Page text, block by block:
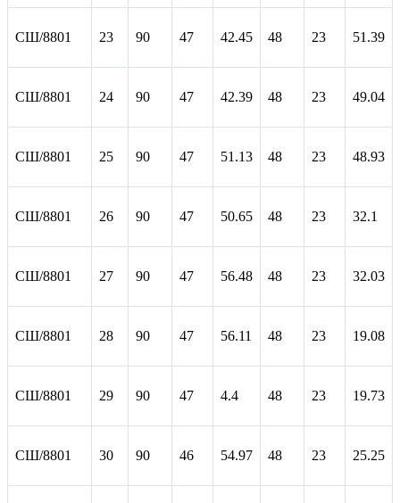
СШ/8801 23 90 47 42.45 48 23 51.39
СШ/8801 24 90 47 42.39 48 23 49.04
СШ/8801 25 90 47 51.13 48 23 48.93
СШ/8801 26 90 47 50.65 48 23 32.1
СШ/8801 27 90 47 56.48 48 23 32.03
СШ/8801 28 90 47 56.11 48 23 19.08
СШ/8801 29 90 47 4.4 48 23 19.73
СШ/8801 30 90 46 54.97 48 23 25.25